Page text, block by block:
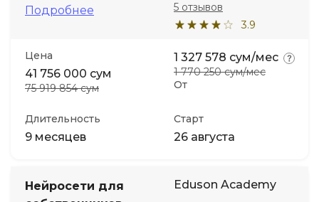
Подробнее
3.9
5 отзывов
Цена
41 756 000 сум
75 919 854 сум От
1 327 578 сум/мес
1 770 250 сум/мес
Длительность
9 месяцев
Старт
26 августа
Нейросети для
Eduson Academy